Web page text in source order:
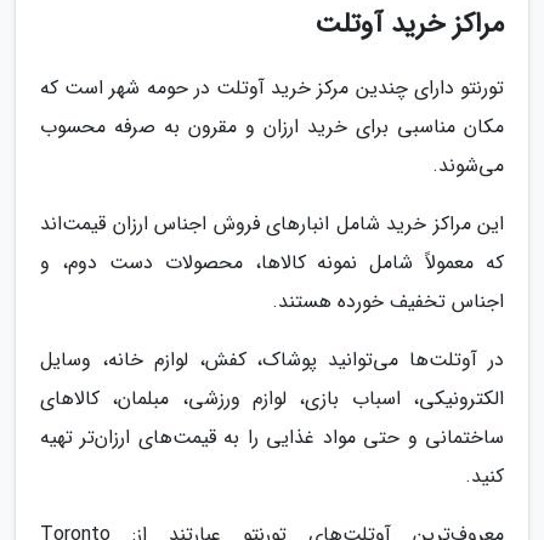
مراکز خرید آوتلت
تورنتو دارای چندین مرکز خرید آوتلت در حومه شهر است که
مکان مناسبی برای خرید ارزان و مقرون به صرفه محسوب
می‌شوند.
این مراکز خرید شامل انبارهای فروش اجناس ارزان قیمت‌اند
که معمولاً شامل نمونه کالاها، محصولات دست دوم، و
اجناس تخفیف خورده هستند.
در آوتلت‌ها می‌توانید پوشاک، کفش، لوازم خانه، وسایل
الکترونیکی، اسباب بازی، لوازم ورزشی، مبلمان، کالاهای
ساختمانی و حتی مواد غذایی را به قیمت‌های ارزان‌تر تهیه
کنید.